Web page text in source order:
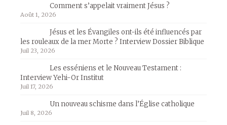
Comment s’appelait vraiment Jésus ?
Août 1, 2026
Jésus et les Évangiles ont-ils été influencés par
les rouleaux de la mer Morte ? Interview Dossier Biblique
Juil 23, 2026
Les esséniens et le Nouveau Testament :
Interview Yehi-Or Institut
Juil 17, 2026
Un nouveau schisme dans l’Église catholique
Juil 8, 2026